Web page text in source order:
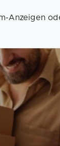
Anzeigen